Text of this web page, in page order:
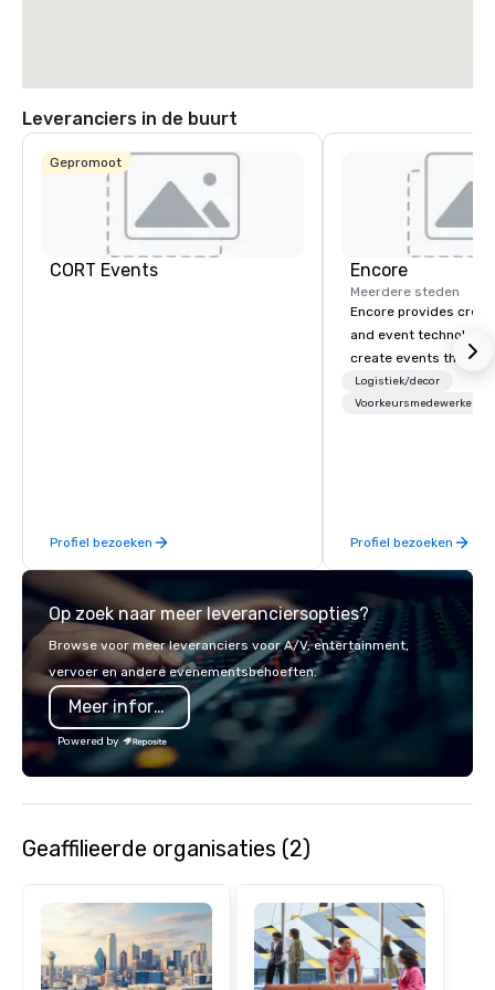
Leveranciers in de buurt
Gepromoot
CORT Events
Profiel bezoeken
Encore
Meerdere steden
Encore provides
and event technology
create events that
creates memorable
that engage and
creative, advanced
digital,
in-person events of
Logistiek/decor
Voorkeursmedewerkers
Profiel bezoeken
Op zoek naar meer leveranciersopties?
Browse voor meer leveranciers voor A/V, entertainment,
vervoer en andere evenementsbehoeften.
Meer informatie
Powered by
Geaffilieerde organisaties (2)